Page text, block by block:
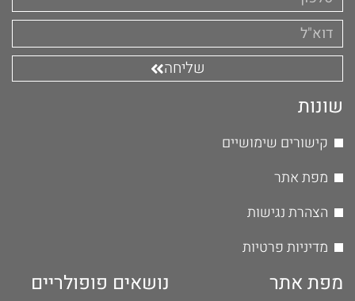
שליחה
שונות
קישורים שימושיים
מפת אתר
הצהרת נגישות
מדיניות פרטיות
מפת אתר נושאים פופולריים